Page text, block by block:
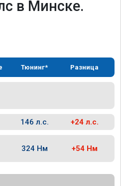
в Минске.
Тюнинг* Разница
146 л.с. +24 л.с.
324 Нм +54 Нм